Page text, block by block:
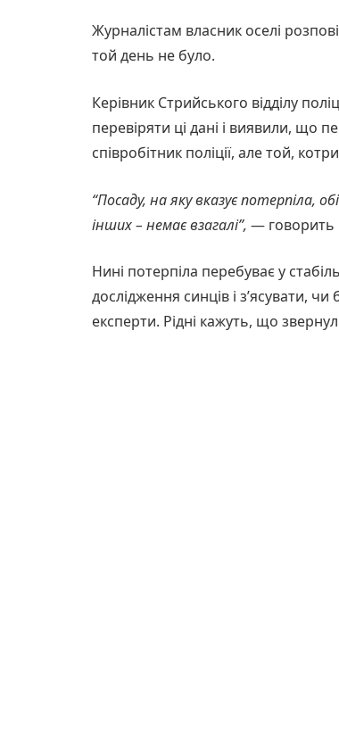
Журналістам власник оселі
той день не було.
Керівник Стрийського відділу
перевіряти ці дані і виявили, що
співробітник поліції, але той,
“Посаду, на яку вказує потерпіла,
інших – немає взагалі”, — говорить
Нині потерпіла перебуває у
дослідження синців і з’ясувати,
експерти. Рідні кажуть, що